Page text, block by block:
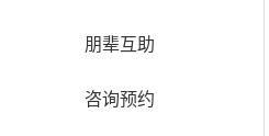
朋辈互助
咨询预约